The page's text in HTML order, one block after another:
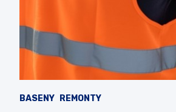
BASENY REMONTY